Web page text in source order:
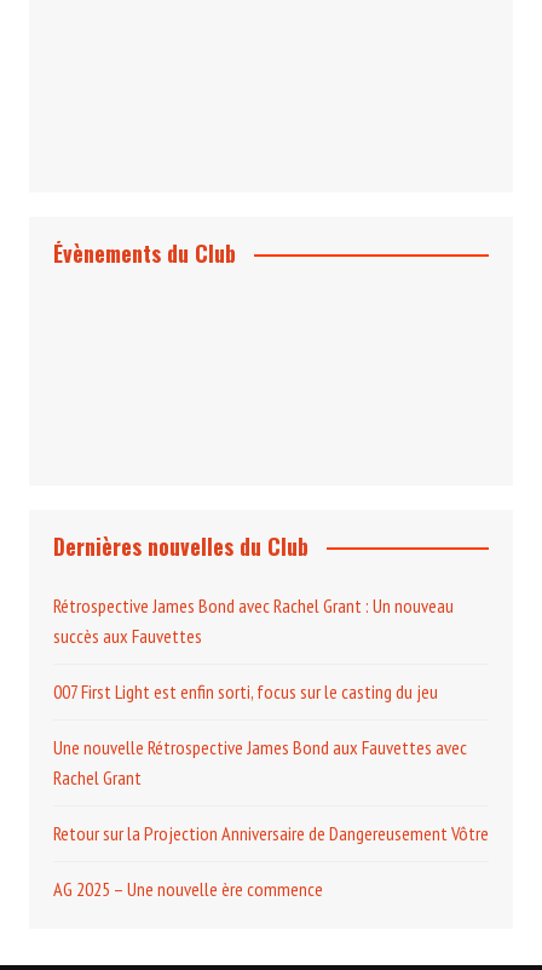
Évènements du Club
Dernières nouvelles du Club
Rétrospective James Bond avec Rachel Grant : Un nouveau
succès aux Fauvettes
007 First Light est enfin sorti, focus sur le casting du jeu
Une nouvelle Rétrospective James Bond aux Fauvettes avec
Rachel Grant
Retour sur la Projection Anniversaire de Dangereusement Vôtre
AG 2025 – Une nouvelle ère commence